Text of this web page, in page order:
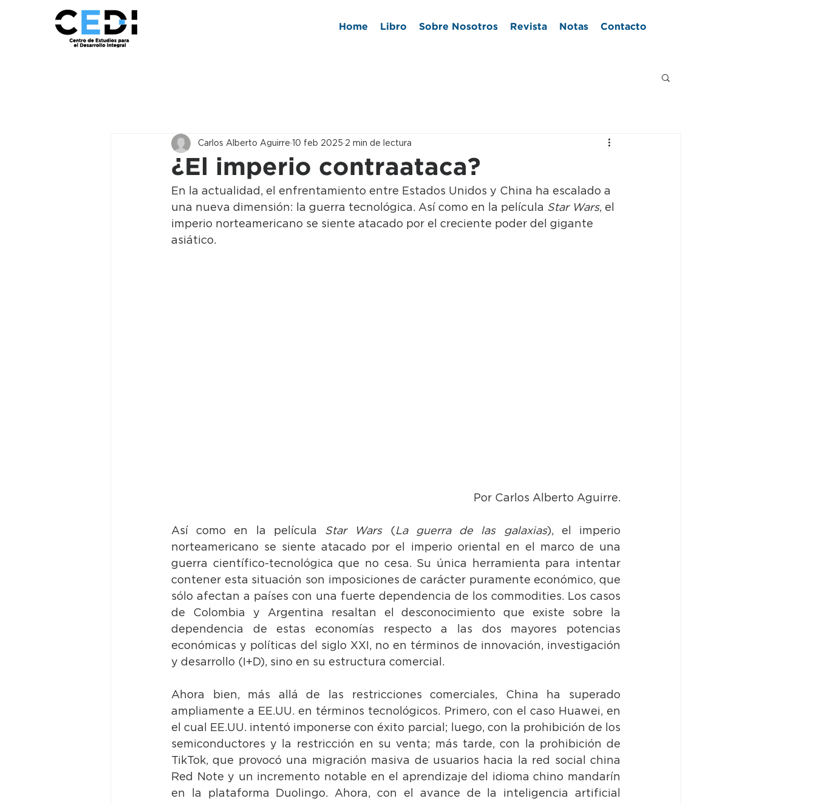
Home Libro Sobre Nosotros Revista Notas Contacto
¿El imperio contraataca?
Carlos Alberto Aguirre 10 feb 2025 2 min de lectura
En la actualidad, el enfrentamiento entre Estados Unidos y China ha escalado a
una nueva dimensión: la guerra tecnológica. Así como en la película Star Wars, el
imperio norteamericano se siente atacado por el creciente poder del gigante
asiático.
Por Carlos Alberto Aguirre.
Así como en la película Star Wars ( La guerra de las galaxias), el imperio
norteamericano se siente atacado por el imperio oriental en el marco de una
guerra científico-tecnológica que no cesa. Su única herramienta para intentar
contener esta situación son imposiciones de carácter puramente económico, que
sólo afectan a países con una fuerte dependencia de los commodities. Los casos
de Colombia y Argentina resaltan el desconocimiento que existe sobre la
dependencia de estas economías respecto a las dos mayores potencias
económicas y políticas del siglo XXI, no en términos de innovación, investigación
y desarrollo (I+D), sino en su estructura comercial.
Ahora bien, más allá de las restricciones comerciales, China ha superado
ampliamente a EE.UU. en términos tecnológicos. Primero, con el caso Huawei, en
el cual EE.UU. intentó imponerse con éxito parcial; luego, con la prohibición de los
semiconductores y la restricción en su venta; más tarde, con la prohibición de
TikTok, que provocó una migración masiva de usuarios hacia la red social china
Red Note y un incremento notable en el aprendizaje del idioma chino mandarín